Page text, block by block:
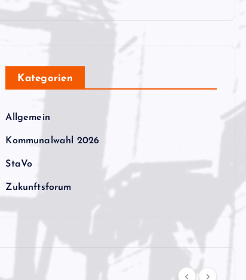
Kategorien
Allgemein
Kommunalwahl 2026
StaVo
Zukunftsforum